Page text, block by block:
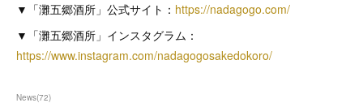
▼「灘五郷酒所」公式サイト： https://nadagogo.com/
▼「灘五郷酒所」インスタグラム：
https://www.instagram.com/nadagogosakedokoro/
News(72)